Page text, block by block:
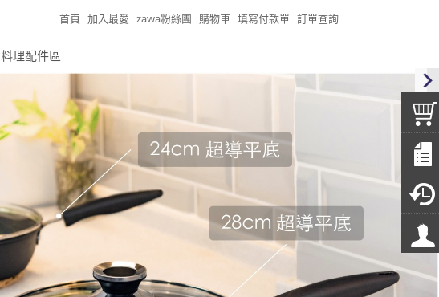
首頁 加入最愛 zawa粉絲團 購物車 填寫付款單 訂單查詢
料理配件區